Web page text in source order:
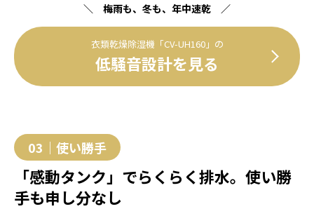
＼ 梅雨も、冬も、年中速乾 ／
衣類乾燥除湿機「CV-UH160」の
低騒音設計を見る
03｜使い勝手
「感動タンク」でらくらく排水。使い勝
手も申し分なし